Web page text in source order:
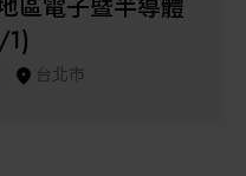
區電子暨半導體
台北市